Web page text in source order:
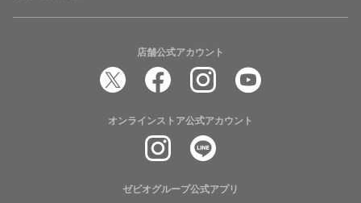
店舗公式アカウント
オンラインストア公式アカウント
ゼビオグループ公式アプリ